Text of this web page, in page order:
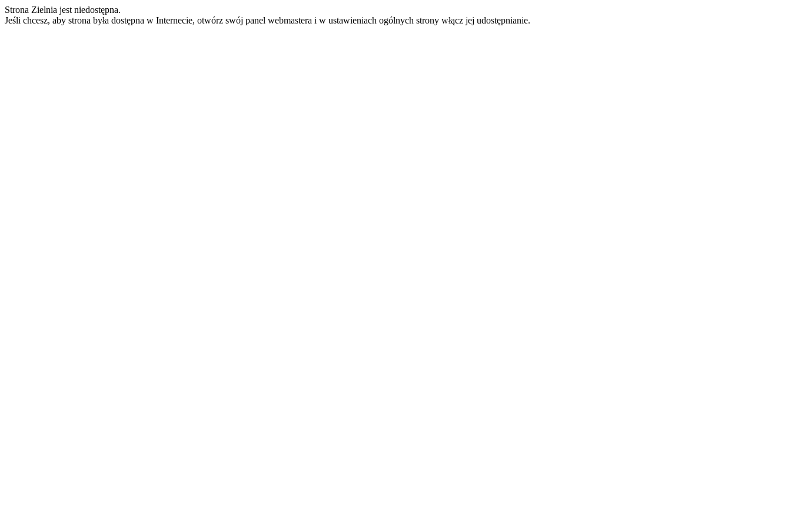
Strona Zielnia jest niedostępna.
Jeśli chcesz, aby strona była dostępna w Internecie, otwórz swój panel webmastera i w ustawieniach ogólnych strony włącz jej udostępnianie.